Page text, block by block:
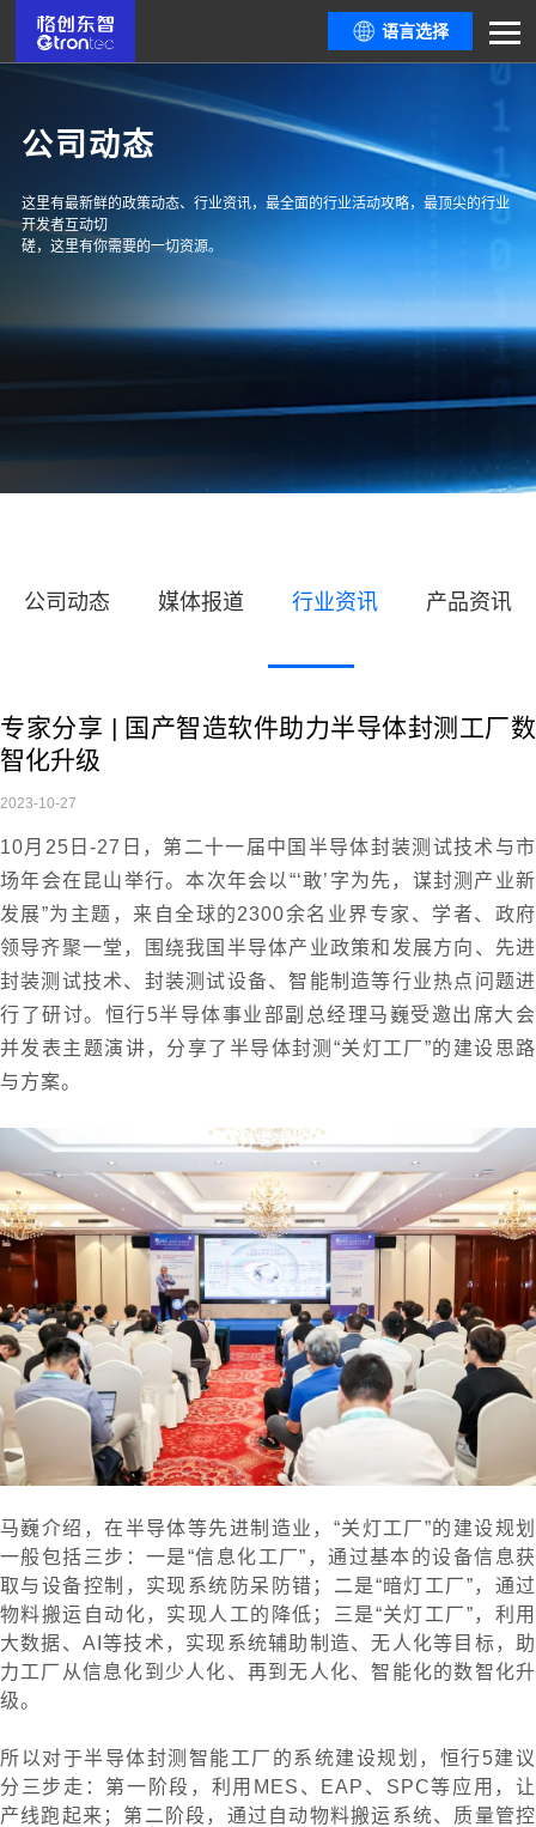
语言选择
公司动态
这里有最新鲜的政策动态、行业资讯，最全面的行业活动攻略，最顶尖的行业
开发者互动切
磋，这里有你需要的一切资源。
公司动态 媒体报道 行业资讯 产品资讯
专家分享 | 国产智造软件助力半导体封测工厂数
智化升级
2023-10-27
10月25日-27日，第二十一届中国半导体封装测试技术与市
场年会在昆山举行。本次年会以“‘敢’字为先，谋封测产业新
发展”为主题，来自全球的2300余名业界专家、学者、政府
领导齐聚一堂，围绕我国半导体产业政策和发展方向、先进
封装测试技术、封装测试设备、智能制造等行业热点问题进
行了研讨。恒行5半导体事业部副总经理马巍受邀出席大会
并发表主题演讲，分享了半导体封测“关灯工厂”的建设思路
与方案。
马巍介绍，在半导体等先进制造业，“关灯工厂”的建设规划
一般包括三步：一是“信息化工厂”，通过基本的设备信息获
取与设备控制，实现系统防呆防错；二是“暗灯工厂”，通过
物料搬运自动化，实现人工的降低；三是“关灯工厂”，利用
大数据、AI等技术，实现系统辅助制造、无人化等目标，助
力工厂从信息化到少人化、再到无人化、智能化的数智化升
级。
所以对于半导体封测智能工厂的系统建设规划，恒行5建议
分三步走：第一阶段，利用MES、EAP、SPC等应用，让
产线跑起来；第二阶段，通过自动物料搬运系统、质量管控